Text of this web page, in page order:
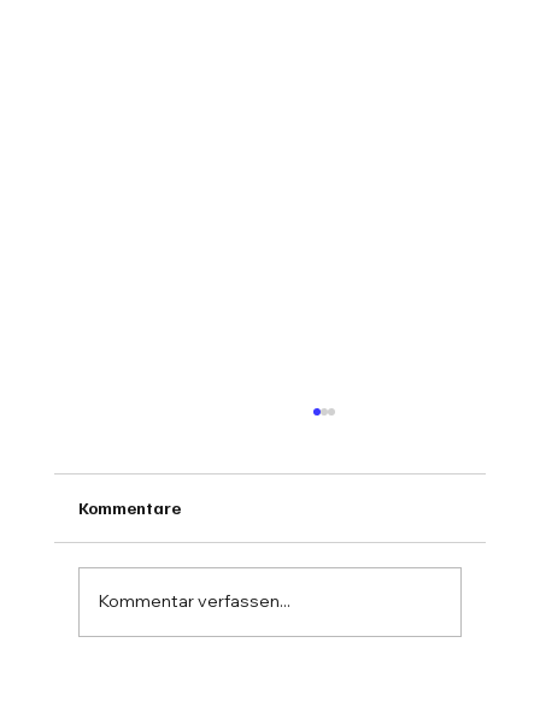
Kommentare
Kommentar verfassen...